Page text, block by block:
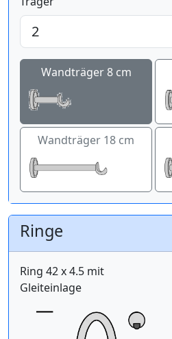
Wandträger 8 cm
Wandträger 18 cm
Ringe
Ring 42 x 4.5 mit
Gleiteinlage